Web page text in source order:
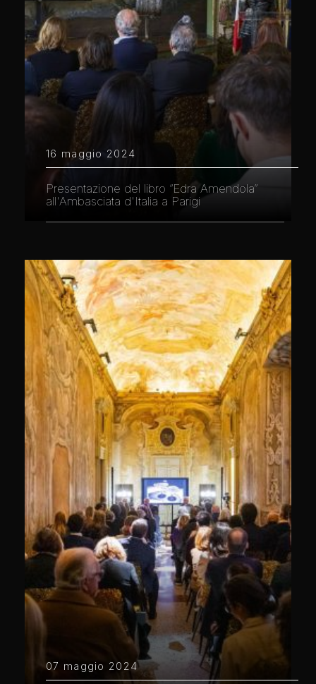
16 maggio 2024
Presentazione del libro “Edra Amendola”
all'Ambasciata d'Italia a Parigi
07 maggio 2024